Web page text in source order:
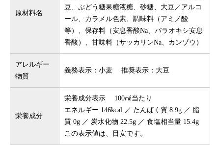
原材料名
豆、ぶどう糖果糖液糖、砂糖、大豆／アルコ
ール、カラメル色素、調味料（アミノ酸
等）、保存料（安息香酸Na、パラオキシ安息
香酸）、甘味料（サッカリンNa、カンゾウ）
アレルギー
物質
義務表示：小麦 推奨表示：大豆
栄養成分
栄養成分表示 100㎖当たり
エネルギー 146kcal ／ たんぱく質 8.9g ／ 脂
質 0g ／ 炭水化物 22.5g ／ 食塩相当量 15.4g
この表示値は、目安です。